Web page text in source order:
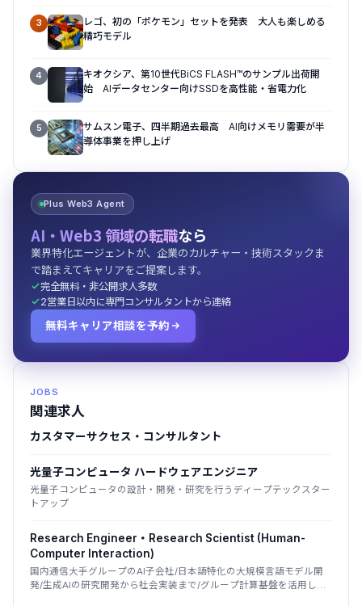
3
レゴ、初の「ポケモン」セットを発表 大人も楽しめる
精巧モデル
4
キオクシア、第10世代BiCS FLASH™のサンプル出荷開
始 AIデータセンター向けSSDを高性能・省電力化
5
サムスン電子、四半期過去最高 AI向けメモリ需要が半
導体事業を押し上げ
Plus Web3 Agent
AI・Web3 領域の転職なら
業界特化エージェントが、企業のカルチャー・技術スタックま
で踏まえてキャリアをご提案します。
完全無料・非公開求人多数
2営業日以内に専門コンサルタントから連絡
無料キャリア相談を予約
JOBS
関連求人
カスタマーサクセス・コンサルタント
光量子コンピュータ ハードウェアエンジニア
光量子コンピュータの設計・開発・研究を行うディープテックスター
トアップ
Research Engineer・Research Scientist (Human-
Computer Interaction)
国内通信大手グループのAI子会社/日本語特化の大規模言語モデル開
発/生成AIの研究開発から社会実装まで/グループ計算基盤を活用した